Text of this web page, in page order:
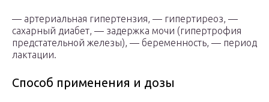
— артериальная гипертензия, — гипертиреоз, —
сахарный диабет, — задержка мочи (гипертрофия
предстательной железы), — беременность, — период
лактации.
Способ применения и дозы